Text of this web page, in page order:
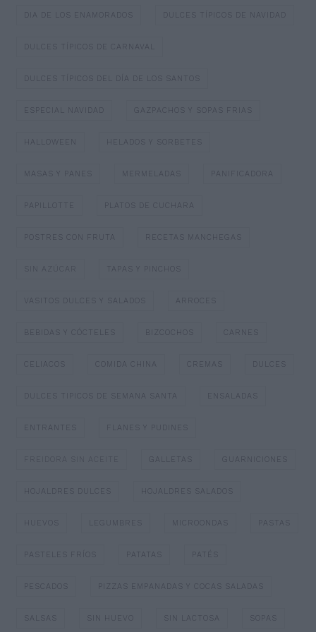
DIA DE LOS ENAMORADOS DULCES TÍPICOS DE NAVIDAD
DULCES TÍPICOS DE CARNAVAL
DULCES TÍPICOS DEL DÍA DE LOS SANTOS
ESPECIAL NAVIDAD GAZPACHOS Y SOPAS FRIAS
HALLOWEEN HELADOS Y SORBETES
MASAS Y PANES MERMELADAS PANIFICADORA
PAPILLOTTE PLATOS DE CUCHARA
POSTRES CON FRUTA RECETAS MANCHEGAS
SIN AZÚCAR TAPAS Y PINCHOS
VASITOS DULCES Y SALADOS ARROCES
BEBIDAS Y CÓCTELES BIZCOCHOS CARNES
CELIACOS COMIDA CHINA CREMAS
DULCES TIPICOS DE SEMANA SANTA ENSALADAS
ENTRANTES FLANES Y PUDINES
FREIDORA SIN ACEITE GALLETAS GUARNICIONES
HOJALDRES DULCES HOJALDRES SALADOS
HUEVOS LEGUMBRES MICROONDAS PASTAS
PASTELES FRÍOS PATATAS PATÉS
PESCADOS PIZZAS EMPANADAS Y COCAS SALADAS
SALSAS SIN HUEVO SIN LACTOSA SOPAS